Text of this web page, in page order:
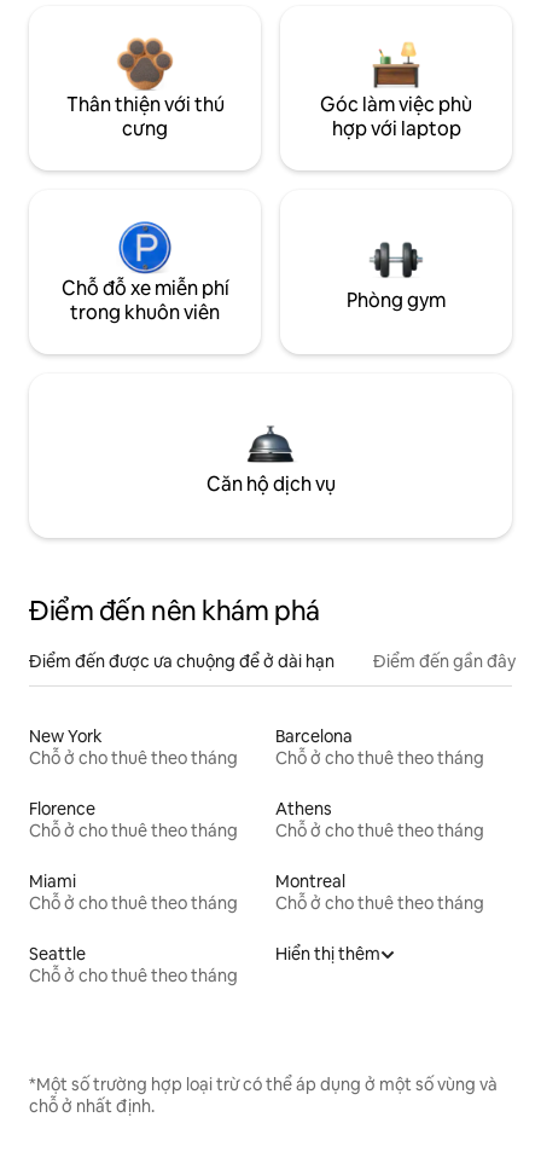
Thân thiện với thú
cưng
Góc làm việc phù
hợp với laptop
Chỗ đỗ xe miễn phí
trong khuôn viên
Phòng gym
Căn hộ dịch vụ
Điểm đến nên khám phá
Điểm đến được ưa chuộng để ở dài hạn Điểm đến gần đây
New York
Chỗ ở cho thuê theo tháng
Barcelona
Chỗ ở cho thuê theo tháng
Florence
Chỗ ở cho thuê theo tháng
Athens
Chỗ ở cho thuê theo tháng
Miami
Chỗ ở cho thuê theo tháng
Montreal
Chỗ ở cho thuê theo tháng
Seattle
Chỗ ở cho thuê theo tháng
Hiển thị thêm
*Một số trường hợp loại trừ có thể áp dụng ở một số vùng và
chỗ ở nhất định.